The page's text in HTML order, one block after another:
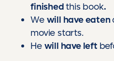
finishedthis book.
We will have eaten
movie starts.
He will have left